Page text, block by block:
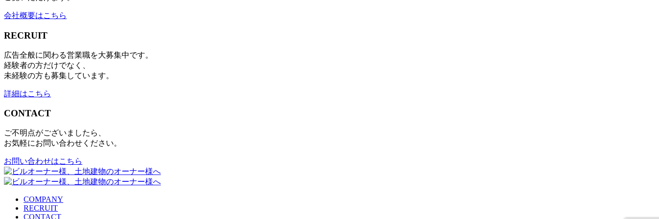
会社概要はこちら
RECRUIT
広告全般に関わる営業職を大募集中です。
経験者の方だけでなく、
未経験の方も募集しています。
詳細はこちら
CONTACT
ご不明点がございましたら、
お気軽にお問い合わせください。
お問い合わせはこちら
COMPANY
RECRUIT
CONTACT